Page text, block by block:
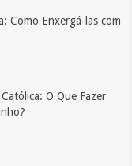
Como Enxergá-las com
O Que Fazer